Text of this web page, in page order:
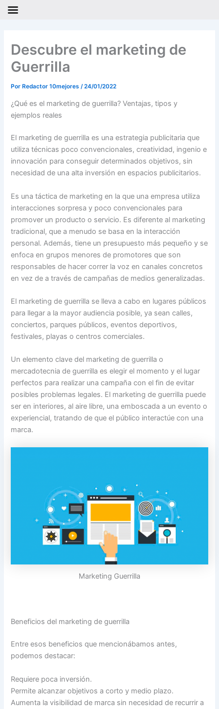
contenido
Descubre el marketing de
Guerrilla
PorRedactor 10mejores /24/01/2022
¿Qué es el marketing de guerrilla? Ventajas, tipos y
ejemplos reales
El marketing de guerrilla es una estrategia publicitaria que
utiliza técnicas poco convencionales, creatividad, ingenio e
innovación para conseguir determinados objetivos, sin
necesidad de una alta inversión en espacios publicitarios.
Es una táctica de marketing en la que una empresa utiliza
interacciones sorpresa y poco convencionales para
promover un producto o servicio. Es diferente al marketing
tradicional, que a menudo se basa en la interacción
personal. Además, tiene un presupuesto más pequeño y se
enfoca en grupos menores de promotores que son
responsables de hacer correr la voz en canales concretos
en vez de a través de campañas de medios generalizadas.
El marketing de guerrilla se lleva a cabo en lugares públicos
para llegar a la mayor audiencia posible, ya sean calles,
conciertos, parques públicos, eventos deportivos,
festivales, playas o centros comerciales.
Un elemento clave del marketing de guerrilla o
mercadotecnia de guerrilla es elegir el momento y el lugar
perfectos para realizar una campaña con el fin de evitar
posibles problemas legales. El marketing de guerrilla puede
ser en interiores, al aire libre, una emboscada a un evento o
experiencial, tratando de que el público interactúe con una
marca.
Marketing Guerrilla
Beneficios del marketing de guerrilla
Entre esos beneficios que mencionábamos antes,
podemos destacar:
Requiere poca inversión.
Permite alcanzar objetivos a corto y medio plazo.
Aumenta la visibilidad de marca sin necesidad de recurrir a